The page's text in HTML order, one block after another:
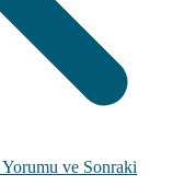
ve Sonraki